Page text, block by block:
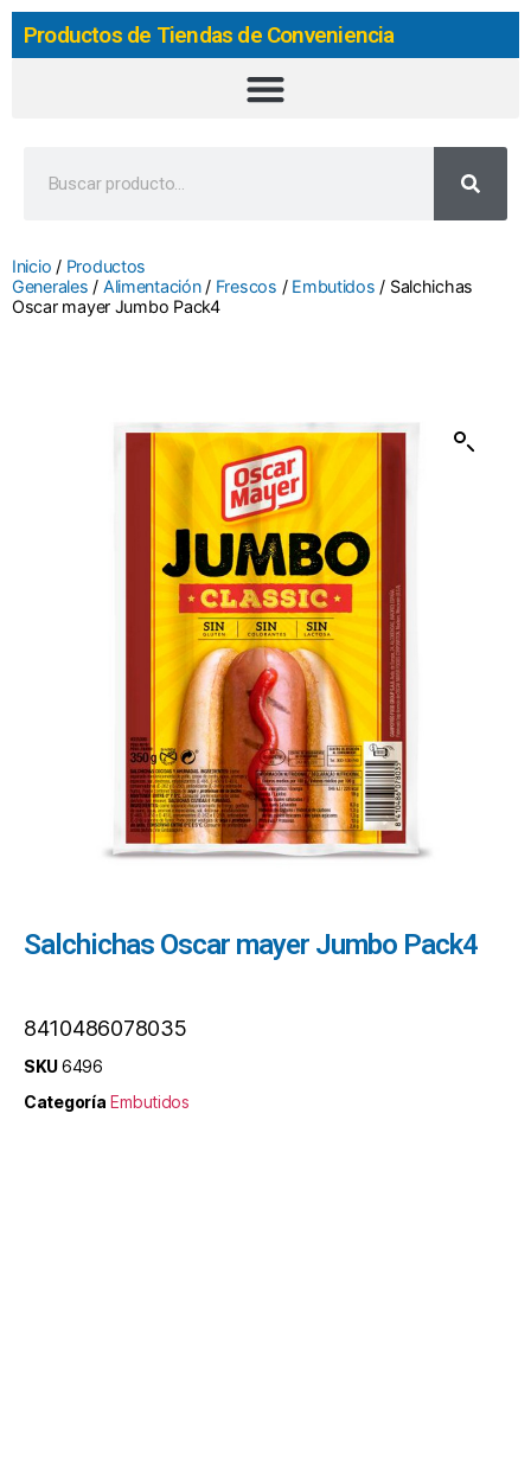
Productos de Tiendas de Conveniencia
Inicio / Productos
Generales / Alimentación/ Frescos / Embutidos / Salchichas
Oscar mayer Jumbo Pack4
Salchichas Oscar mayer Jumbo Pack4
8410486078035
SKU6496
Categoría Embutidos